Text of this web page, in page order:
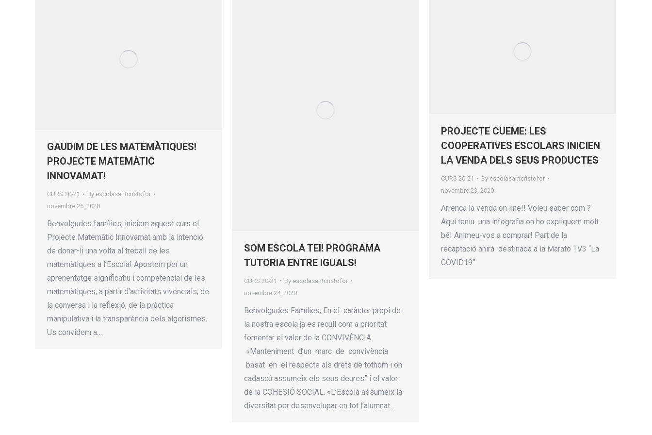
GAUDIM DE LES MATEMÀTIQUES!
PROJECTE MATEMÀTIC
INNOVAMAT!
CURS 20-21 By escolasantcristofor
novembre 25, 2020
Benvolgudes famílies, iniciem aquest curs el
Projecte Matemàtic Innovamat amb la intenció
de donar-li una volta al treball de les
matemàtiques a l’Escola! Apostem per un
aprenentatge significatiu i competencial de les
matemàtiques, a partir d’activitats vivencials, de
la conversa i la reflexió, de la pràctica
manipulativa i la transparència dels algorismes.
Us convidem a…
SOM ESCOLA TEI! PROGRAMA
TUTORIA ENTRE IGUALS!
CURS 20-21 By escolasantcristofor
novembre 24, 2020
Benvolgudes Famílies, En el caràcter propi de
la nostra escola ja es recull com a prioritat
fomentar el valor de la CONVIVÈNCIA.
«Manteniment d’un marc de convivència
basat en el respecte als drets de tothom i on
cadascú assumeix els seus deures” i el valor
de la COHESIÓ SOCIAL. «L’Escola assumeix la
diversitat per desenvolupar en tot l’alumnat…
PROJECTE CUEME: LES
COOPERATIVES ESCOLARS INICIEN
LA VENDA DELS SEUS PRODUCTES
CURS 20-21 By escolasantcristofor
novembre 23, 2020
Arrenca la venda on line!! Voleu saber com ?
Aquí teniu una infografia on ho expliquem molt
bé! Animeu-vos a comprar! Part de la
recaptació anirà destinada a la Marató TV3 “La
COVID19”